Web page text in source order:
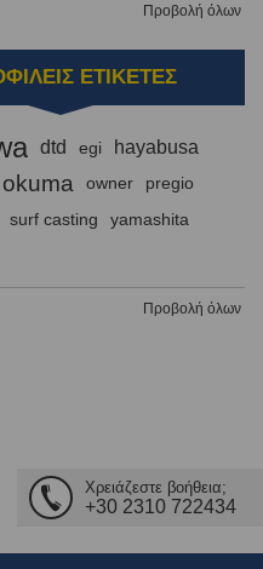
Προβολή όλων
ΕΤΙΚΕΤΕΣ
dtd egi hayabusa
okuma owner pregio
surf casting
yamashita
Προβολή όλων
Χρειάζεστε βοήθεια;
+30 2310 722434